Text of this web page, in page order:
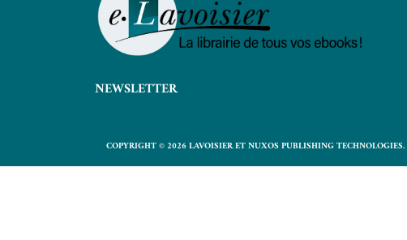
NEWSLETTER
COPYRIGHT © 2026 LAVOISIER ET NUXOS PUBLISHING TECHNOLOGIES.